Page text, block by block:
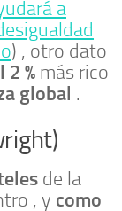
a
) , otro dato
2 % más rico
global .
de la
, y como